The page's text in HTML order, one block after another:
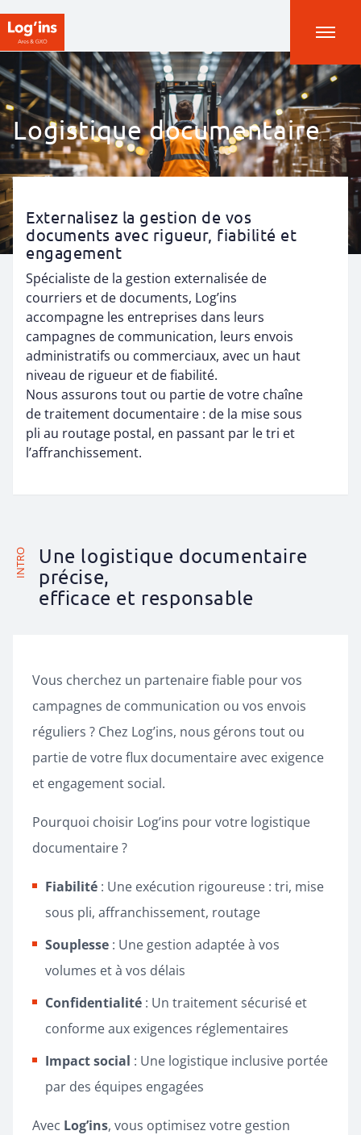
Logistique documentaire
Externalisez la gestion de vos
documents avec rigueur, fiabilité et
engagement
Spécialiste de la gestion externalisée de
courriers et de documents, Log’ins
accompagne les entreprises dans leurs
campagnes de communication, leurs envois
administratifs ou commerciaux, avec un haut
niveau de rigueur et de fiabilité.
Nous assurons tout ou partie de votre chaîne
de traitement documentaire : de la mise sous
pli au routage postal, en passant par le tri et
l’affranchissement.
INTRO
Une logistique documentaire
précise,
efficace et responsable
Vous cherchez un partenaire fiable pour vos
campagnes de communication ou vos envois
réguliers ? Chez Log’ins, nous gérons tout ou
partie de votre flux documentaire avec exigence
et engagement social.
Pourquoi choisir Log’ins pour votre logistique
documentaire ?
Fiabilité : Une exécution rigoureuse : tri, mise
sous pli, affranchissement, routage
Souplesse : Une gestion adaptée à vos
volumes et à vos délais
Confidentialité : Un traitement sécurisé et
conforme aux exigences réglementaires
Impact social : Une logistique inclusive portée
par des équipes engagées
Avec Log’ins, vous optimisez votre gestion